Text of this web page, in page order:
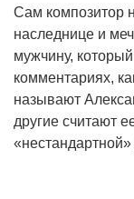
Сам композитор
наследнице и
мужчину,
комментариях,
называют
другие считают